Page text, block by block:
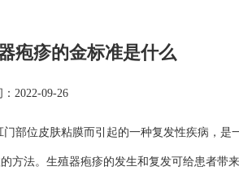
疱疹的金标准是什么
：2022-09-26
部位皮肤粘膜而引起的一种复发性疾病，是
方法。生殖器疱疹的发生和复发可给患者带